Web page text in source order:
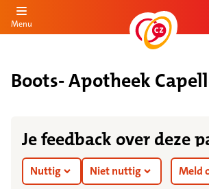
de inhoud
Menu
Boots- Apotheek
Je feedback over deze
Nuttig Niet nuttig Meld